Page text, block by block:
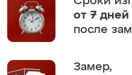
от 7 дней
после
Замер,